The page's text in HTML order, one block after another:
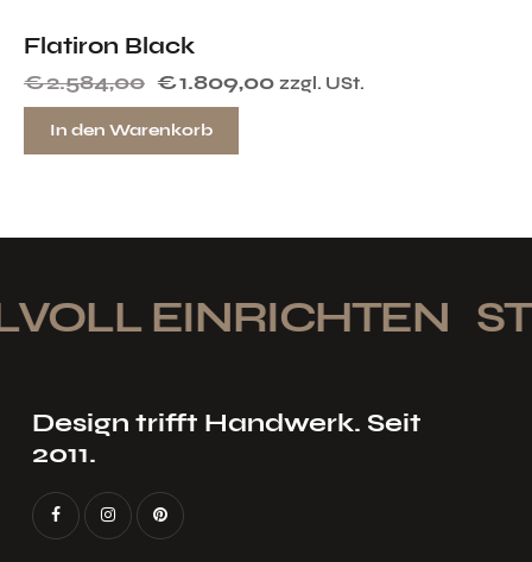
Flatiron Black
€2.584,00 €1.809,00 zzgl. USt.
In den Warenkorb
EINRICHTEN
Design trifft Handwerk. Seit
2011.